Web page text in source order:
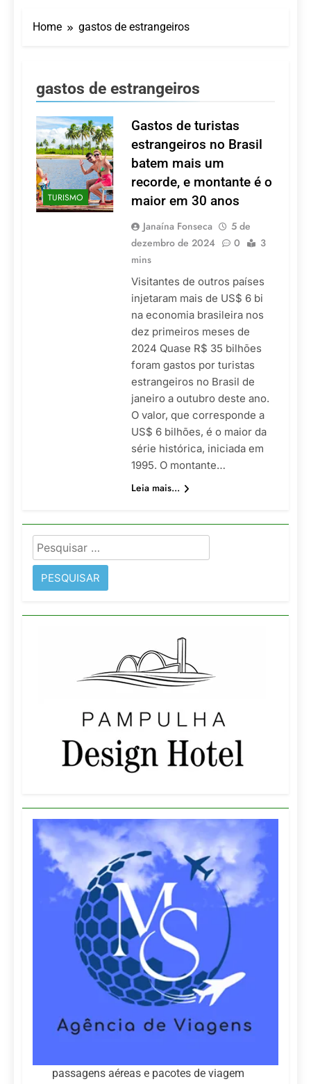
de operação do
5 De Agosto De 2026
em dezembro
5 De Agosto De 2026
Turismo na Serra
Salto Caveiras atrai
novos investimentos e
fortalece infraestrutura
5 De Agosto De 2026
Toda a Europa em Um
Só Lugar: Descubra as
Atrações do Parque
Mini-Europe
4 De Agosto De 2026
Por Dentro do Atomium:
História, Ciência e a
Bruxelas
Home gastos de estrangeiros
gastos de estrangeiros
TURISMO
Gastos de turistas
estrangeiros no Brasil
batem mais um
recorde, e montante é o
maior em 30 anos
Janaína Fonseca
5 de
dezembro de 2024
0
3
mins
Visitantes de outros países
injetaram mais de US$ 6 bi
na economia brasileira nos
dez primeiros meses de
2024 Quase R$ 35 bilhões
foram gastos por turistas
estrangeiros no Brasil de
janeiro a outubro deste ano.
O valor, que corresponde a
US$ 6 bilhões, é o maior da
série histórica, iniciada em
1995. O montante…
Leia mais...
Pesquisar
por:
passagens aéreas e pacotes de viagem